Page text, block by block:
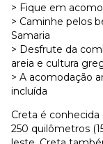
> Fique em
> Caminhe pelos
Samaria
> Desfrute da
areia e cultura
> A acomodação
incluída
Creta é
250 quilômetros